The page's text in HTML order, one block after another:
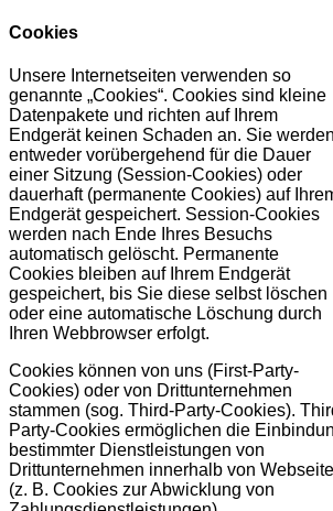
Cookies
Unsere Internetseiten verwenden so
genannte „Cookies“. Cookies sind kleine
Datenpakete und richten auf Ihrem
Endgerät keinen Schaden an. Sie werden
entweder vorübergehend für die Dauer
einer Sitzung (Session-Cookies) oder
dauerhaft (permanente Cookies) auf
Endgerät gespeichert. Session-Cookies
werden nach Ende Ihres Besuchs
automatisch gelöscht. Permanente
Cookies bleiben auf Ihrem Endgerät
gespeichert, bis Sie diese selbst löschen
oder eine automatische Löschung durch
Ihren Webbrowser erfolgt.
Cookies können von uns (First-Party-
Cookies) oder von Drittunternehmen
stammen (sog. Third-Party-Cookies).
Party-Cookies ermöglichen die
bestimmter Dienstleistungen von
Drittunternehmen innerhalb von
(z. B. Cookies zur Abwicklung von